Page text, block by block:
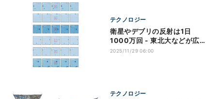
テクノロジー
衛星やデブリの反射は1日
1000万回 - 東北大などが広域
動画観測で解明
2025/11/29 06:00
テクノロジー